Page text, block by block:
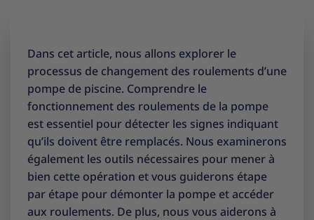
Dans cet article, nous allons explorer le
processus de changement des roulements d’une
pompe de piscine. Comprendre le
fonctionnement des roulements de la pompe
est essentiel pour détecter les signes indiquant
qu’ils doivent être remplacés. Nous examinerons
également les outils nécessaires pour mener à
bien cette opération et vous guiderons étape
par étape pour démonter la pompe et accéder
aux roulements. De plus, nous vous aiderons à